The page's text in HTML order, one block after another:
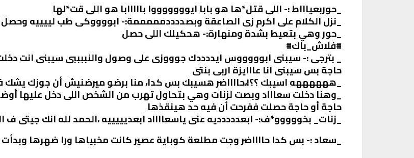
_حوربعياااط :- اللى قتل*ها هو بابا ايوووووووا بااااابا هو اللى قت*لها
_نزل الكلام على اكرم زى الصاعقة وبصددددمممممة:- ابووووكى طب لييييه
_حور وهي بتعيط بشدة ومنهارة:- هحكيلك اللى حصل
#فلاش_باك#
_ بترجى :- سيبنى ابوووووس ايددددك جوووزى على وصول والنببببى سيبنى انت
حاجة بس سيبنى انا عااايزة اربى بنتى
_ههههههه اسيبك ؟؟!،حااااضر هسيبك بس كدا، منا برضو ميرضنيش أن جوزك
_وهنا دخلت سعاااد وبصت لزنات وهي بتحاول تهرب من الشخص اللى دخل عليها
حاجة أو حاجة حصلت ففرحت أن فيه حد هينقذها
_زنات_ بخووووو*ف:- ابعددددديه عنى ياسعااااد ابعديييييه ،الحمد لله انك جيتى
_سعاد :- بس كدا حااااضر وجت مطلعة كوباية عصير كانت مخبياها ورا ضهرها